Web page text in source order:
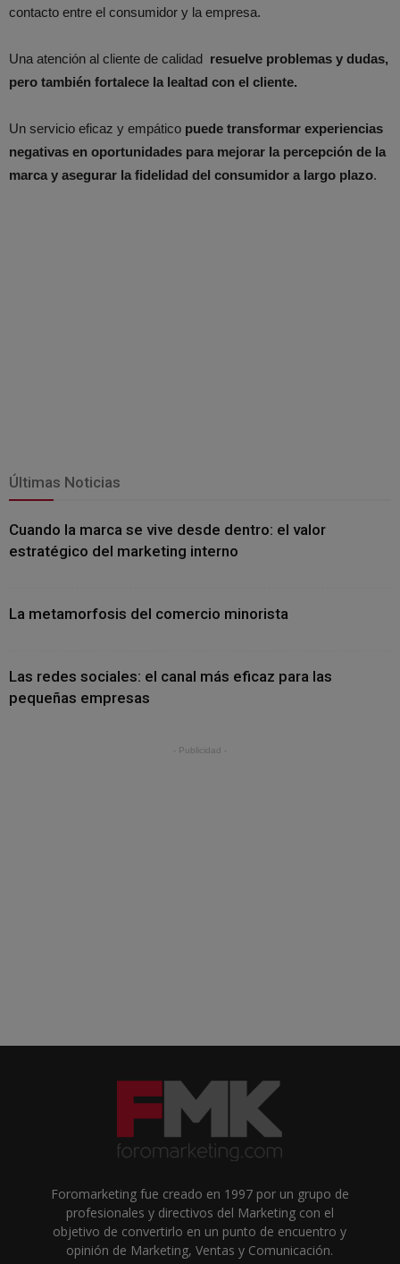
contacto entre el consumidor y la empresa.
Una atención al cliente de calidad resuelve problemas y dudas,
pero también fortalece la lealtad con el cliente.
Un servicio eficaz y empático puede transformar experiencias
negativas en oportunidades para mejorar la percepción de la
marca y asegurar la fidelidad del consumidor a largo plazo.
Últimas Noticias
Cuando la marca se vive desde dentro: el valor
estratégico del marketing interno
La metamorfosis del comercio minorista
Las redes sociales: el canal más eficaz para las
pequeñas empresas
- Publicidad -
Foromarketing fue creado en 1997 por un grupo de
profesionales y directivos del Marketing con el
objetivo de convertirlo en un punto de encuentro y
opinión de Marketing, Ventas y Comunicación.